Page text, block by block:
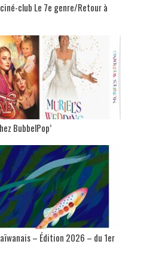
club Le 7e genre/Retour à
BubbelPop’
– Édition 2026 – du 1er